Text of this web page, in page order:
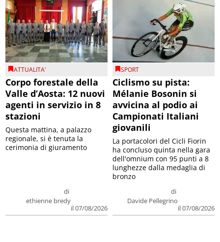
ATTUALITA'
Corpo forestale della
Valle d’Aosta: 12 nuovi
agenti in servizio in 8
stazioni
di
ethienne bredy
il 07/08/2026
Questa mattina, a palazzo
regionale, si è tenuta la
cerimonia di giuramento
SPORT
Ciclismo su pista:
Mélanie Bosonin si
avvicina al podio ai
Campionati Italiani
giovanili
di
Davide Pellegrino
il 07/08/2026
La portacolori del Cicli Fiorin
ha concluso quinta nella gara
dell'omnium con 95 punti a 8
lunghezze dalla medaglia di
bronzo